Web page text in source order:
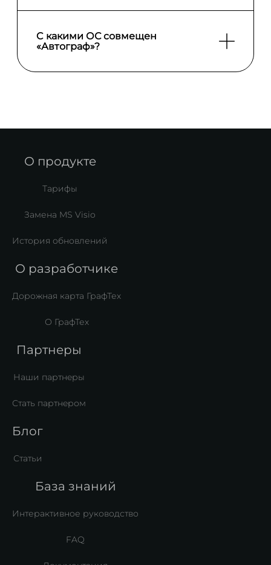
C какими ОС совмещен
«Автограф»?
О продукте
Тарифы
Замена MS Visio
История обновлений
О разработчике
Дорожная карта ГрафТех
О ГрафТех
Партнеры
Наши партнeры
Стать партнeром
Блог
Статьи
База знаний
Интерактивное руководство
FAQ